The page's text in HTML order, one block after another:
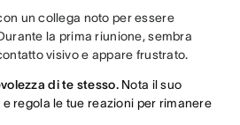
un collega noto per essere
la prima riunione, sembra
visivo e appare frustrato.
di te stesso.Nota il suo
regola le tue reazioni per rimanere